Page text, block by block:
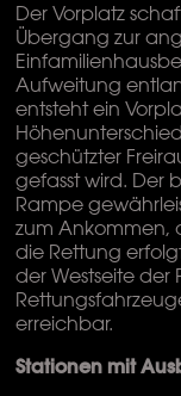
Der Vorplatz
Übergang zur
Aufweitung
entsteht ein
geschützter
gefasst wird. Der
Rampe
zum Ankommen,
die Rettung
der Westseite der
erreichbar.
Stationen mit